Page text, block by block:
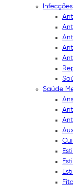
Infecções
Saúde